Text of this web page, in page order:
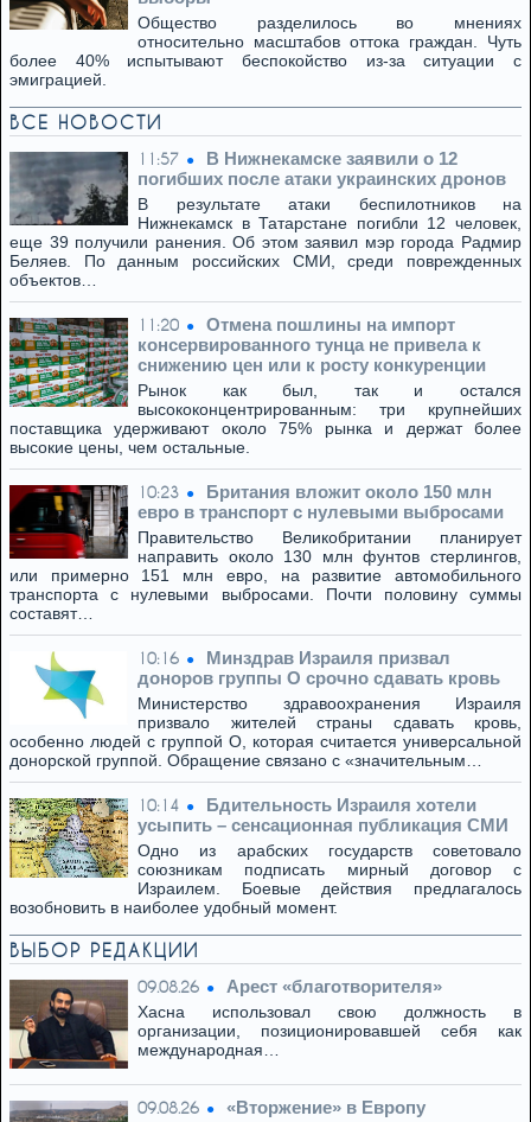
Общество разделилось во мнениях
относительно масштабов оттока граждан. Чуть
более 40% испытывают беспокойство из-за ситуации с
эмиграцией.
ВСЕ НОВОСТИ
11:57
В Нижнекамске заявили о 12
погибших после атаки украинских дронов
В результате атаки беспилотников на
Нижнекамск в Татарстане погибли 12 человек,
еще 39 получили ранения. Об этом заявил мэр города Радмир
Беляев. По данным российских СМИ, среди поврежденных
объектов…
11:20
Отмена пошлины на импорт
консервированного тунца не привела к
снижению цен или к росту конкуренции
Рынок как был, так и остался
высококонцентрированным: три крупнейших
поставщика удерживают около 75% рынка и держат более
высокие цены, чем остальные.
10:23
Британия вложит около 150 млн
евро в транспорт с нулевыми выбросами
Правительство Великобритании планирует
направить около 130 млн фунтов стерлингов,
или примерно 151 млн евро, на развитие автомобильного
транспорта с нулевыми выбросами. Почти половину суммы
составят…
10:16
Минздрав Израиля призвал
доноров группы O срочно сдавать кровь
Министерство здравоохранения Израиля
призвало жителей страны сдавать кровь,
особенно людей с группой O, которая считается универсальной
донорской группой. Обращение связано с «значительным…
10:14
Бдительность Израиля хотели
усыпить – сенсационная публикация СМИ
Одно из арабских государств советовало
союзникам подписать мирный договор с
Израилем. Боевые действия предлагалось
возобновить в наиболее удобный момент.
ВЫБОР РЕДАКЦИИ
09.08.26 Арест «благотворителя»
Хасна использовал свою должность в
организации, позиционировавшей себя как
международная…
09.08.26 «Вторжение» в Европу